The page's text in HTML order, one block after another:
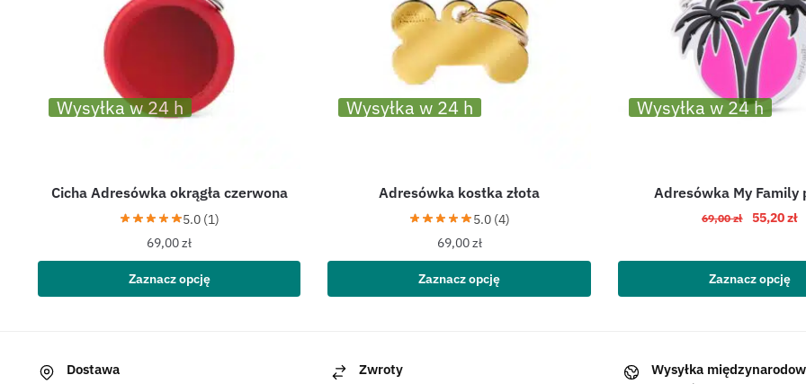
Wysyłka w 24 h
Cicha Adresówka okrągła czerwona
5.0 (1)
69,00zł
Zaznacz opcję
Wysyłka w 24 h
Adresówka kostka złota
5.0 (4)
69,00zł
Zaznacz opcję
Wysyłka w 24 h
Adresówka My Family
69,00zł 55,20zł
Zaznacz opcję
Dostawa Zwroty Wysyłka